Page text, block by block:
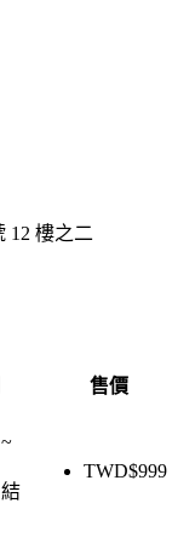
12 樓之二
售價
~
結
TWD$999